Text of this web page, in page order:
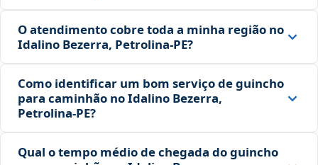
O atendimento cobre toda a minha região no
Idalino Bezerra, Petrolina‑PE?
Como identificar um bom serviço de guincho
para caminhão no Idalino Bezerra,
Petrolina‑PE?
Qual o tempo médio de chegada do guincho